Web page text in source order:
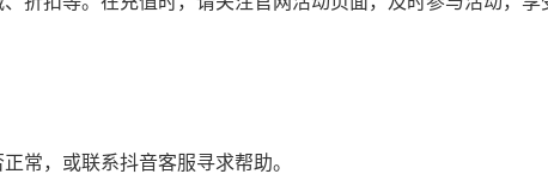
常，或联系抖音客服寻求帮助。